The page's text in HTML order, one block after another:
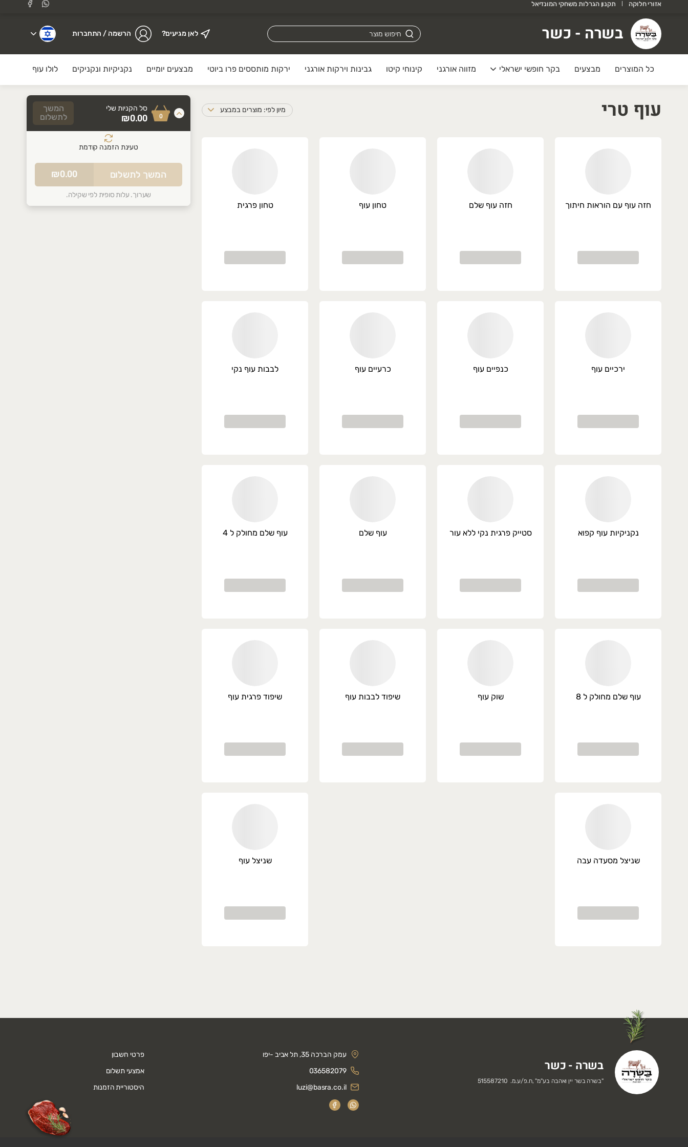
בשרה - כשר
ברוכים הבאים לאתר של בשרה!
מבצע קיץ
קבב/נקנקיות-2 ק״ג ב178
עופות לולו טריים
תל אביב רמת גן גבעתיים הרצליה כפר שמריהו רמת השרון
הזמנת משלוחים יום מראש .
אזורי חלוקה תקנון הגרלות משחקי המונדיאל
בשרה - כשר לאן מגיעים? הרשמה / התחברות
כל המוצרים מבצעים בקר חופשי ישראלי מזווה אורגני קינוחי קיטו גבינות וירקות אורגני ירקות מותססים פרו ביוטי מבצעים יומיים נקניקיות ונקניקים לולו עוף
0
סל הקניות שלי
₪0.00
המשך
לתשלום
טעינת הזמנה קודמת
סל הקניות שלכם ריק
התחילו להוסיף מוצרים
שערוך. עלות סופית לפי שקילה.
המשך לתשלום ₪0.00
עוף טרי מיון לפי: מוצרים במבצע
חזה עוף עם הוראות חיתוך חזה עוף שלם טחון עוף טחון פרגית
ירכיים עוף כנפיים עוף כרעיים עוף לבבות עוף נקי
נקניקיות עוף קפוא סטייק פרגית נקי ללא עור עוף שלם עוף שלם מחולק ל 4
עוף שלם מחולק ל 8 שוק עוף שיפוד לבבות עוף שיפוד פרגית עוף
שניצל מסעדה עבה שניצל עוף
בשרה - כשר
"בשרה בשר יין ואהבה בע"מ" ,ח.פ/ע.מ. 515587210
עמק הברכה 35, תל אביב -יפו
036582079
luzi@basra.co.il
פרטי חשבון
אמצעי תשלום
היסטוריית הזמנות